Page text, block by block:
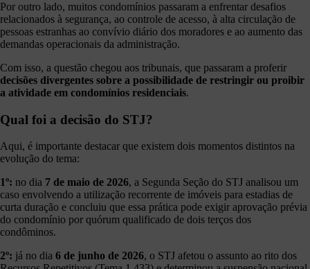
Por outro lado, muitos condomínios passaram a enfrentar desafios
relacionados à segurança, ao controle de acesso, à alta circulação de
pessoas estranhas ao convívio diário dos moradores e ao aumento das
demandas operacionais da administração.
Com isso, a questão chegou aos tribunais, que passaram a proferir
decisões divergentes sobre a possibilidade de restringir ou proibir
a atividade em condomínios residenciais.
Qual foi a decisão do STJ?
Aqui, é importante destacar que existem dois momentos distintos na
evolução do tema:
1º: no dia 7 de maio de 2026, a Segunda Seção do STJ analisou um
caso envolvendo a utilização recorrente de imóveis para estadias de
curta duração e concluiu que essa prática pode exigir aprovação prévia
do condomínio por quórum qualificado de dois terços dos
condôminos.
2º: já no dia 6 de junho de 2026, o STJ afetou o assunto ao rito dos